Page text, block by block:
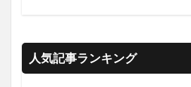
人気記事ランキング